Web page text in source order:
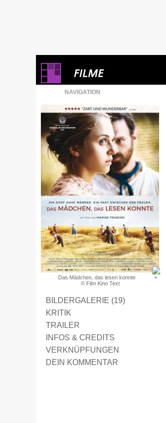
NAVIGATION
Das Mädchen, das lesen konnte
© Film Kino Text
BILDERGALERIE (19)
KRITIK
TRAILER
INFOS & CREDITS
VERKNÜPFUNGEN
DEIN KOMMENTAR